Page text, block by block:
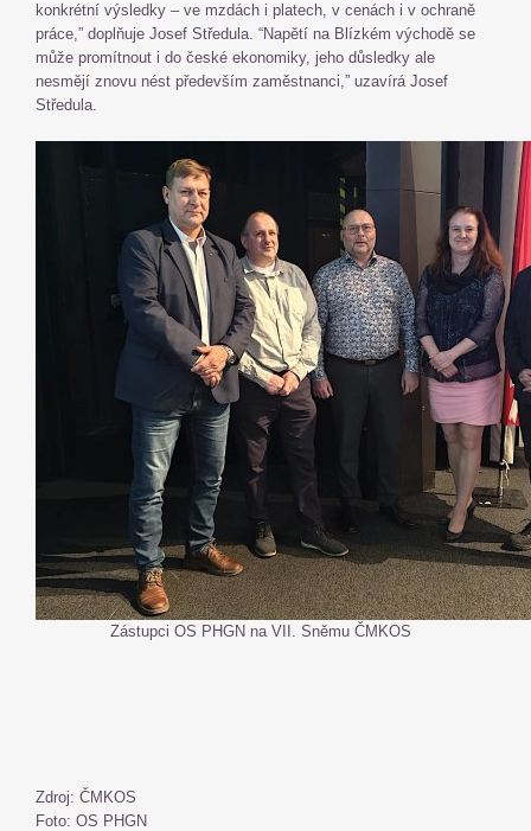
konkrétní výsledky – ve mzdách i platech, v cenách i v ochraně
práce,” doplňuje Josef Středula. “Napětí na Blízkém východě se
může promítnout i do české ekonomiky, jeho důsledky ale
nesmějí znovu nést především zaměstnanci,” uzavírá Josef
Středula.
Zástupci OS PHGN na VII. Sněmu ČMKOS
Zdroj: ČMKOS
Foto: OS PHGN